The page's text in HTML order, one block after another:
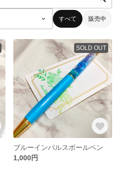
すべて 販売中
SOLD OUT
ブルーインパルスボールペン
1,000円